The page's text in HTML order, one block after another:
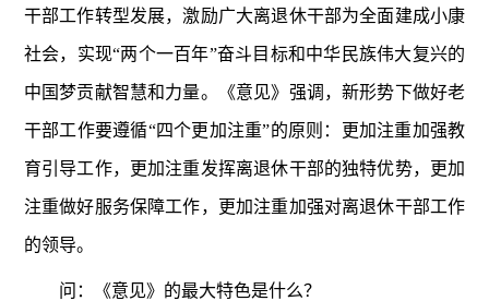
干部工作转型发展，激励广大离退休干部为全面建成小康
社会，实现“两个一百年”奋斗目标和中华民族伟大复兴的
中国梦贡献智慧和力量。《意见》强调，新形势下做好老
干部工作要遵循“四个更加注重”的原则：更加注重加强教
育引导工作，更加注重发挥离退休干部的独特优势，更加
注重做好服务保障工作，更加注重加强对离退休干部工作
的领导。
问：《意见》的最大特色是什么？